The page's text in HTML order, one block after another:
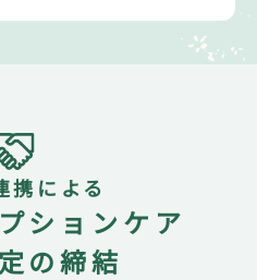
携による
ションケア
の締結